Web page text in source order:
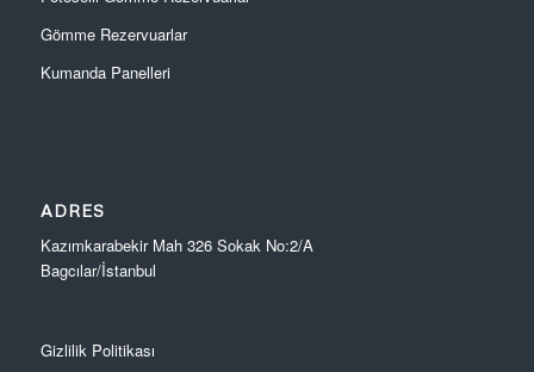
Gömme Rezervuarlar
Kumanda Panelleri
ADRES
Kazımkarabekir Mah 326 Sokak No:2/A
Bagcılar/İstanbul
Gizlilik Politikası